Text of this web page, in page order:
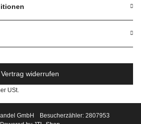
Vertrag widerrufen
USt.
GmbH
Besucherzähler: 2807953